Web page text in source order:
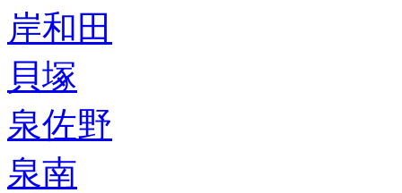
岸和田
貝塚
泉佐野
泉南